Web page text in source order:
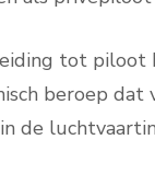
tot
beroep
de